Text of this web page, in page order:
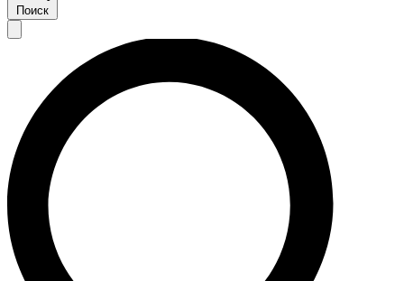
Поиск